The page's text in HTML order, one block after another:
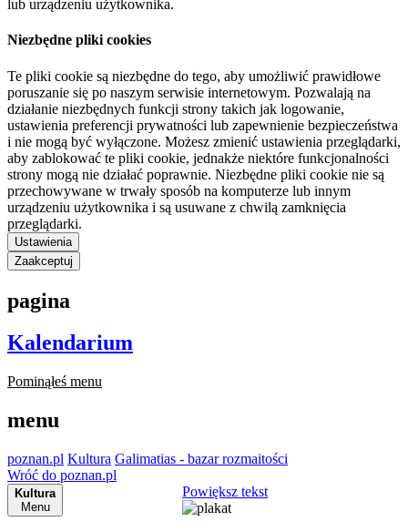
lub urządzeniu użytkownika.
Niezbędne pliki cookies
Te pliki cookie są niezbędne do tego, aby umożliwić prawidłowe
poruszanie się po naszym serwisie internetowym. Pozwalają na
działanie niezbędnych funkcji strony takich jak logowanie,
ustawienia preferencji prywatności lub zapewnienie bezpieczeństwa
i nie mogą być wyłączone. Możesz zmienić ustawienia przeglądarki,
aby zablokować te pliki cookie, jednakże niektóre funkcjonalności
strony mogą nie działać poprawnie. Niezbędne pliki cookie nie są
przechowywane w trwały sposób na komputerze lub innym
urządzeniu użytkownika i są usuwane z chwilą zamknięcia
przeglądarki.
Ustawienia
Zaakceptuj
pagina
Kalendarium
Pominąłeś menu
menu
poznan.pl Kultura Galimatias - bazar rozmaitości
Wróć do poznan.pl
Kultura
Menu
Powiększ tekst